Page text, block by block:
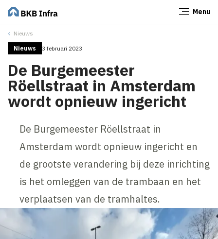
Menu
Nieuws
Nieuws 3 februari 2023
De Burgemeester
Röellstraat in Amsterdam
wordt opnieuw ingericht
De Burgemeester Röellstraat in
Amsterdam wordt opnieuw ingericht en
de grootste verandering bij deze inrichting
is het omleggen van de trambaan en het
verplaatsen van de tramhaltes.
Sluiten